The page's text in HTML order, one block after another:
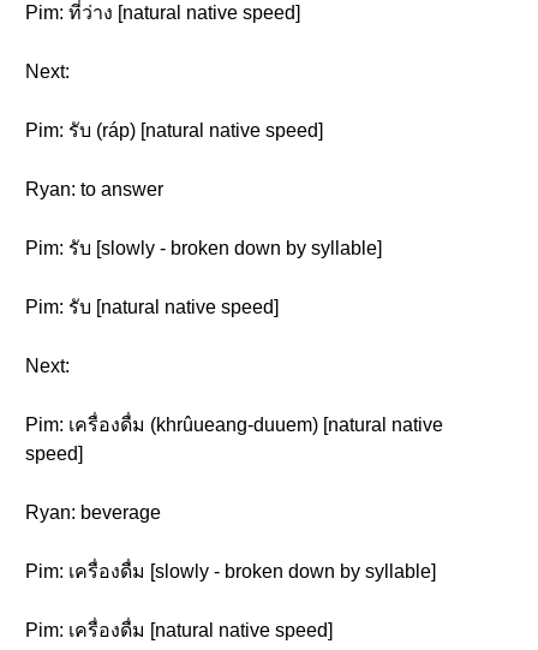
Pim: ที่ว่าง [natural native speed]
Next:
Pim: รับ (ráp) [natural native speed]
Ryan: to answer
Pim: รับ [slowly - broken down by syllable]
Pim: รับ [natural native speed]
Next:
Pim: เครื่องดื่ม (khrûueang-duuem) [natural native
speed]
Ryan: beverage
Pim: เครื่องดื่ม [slowly - broken down by syllable]
Pim: เครื่องดื่ม [natural native speed]